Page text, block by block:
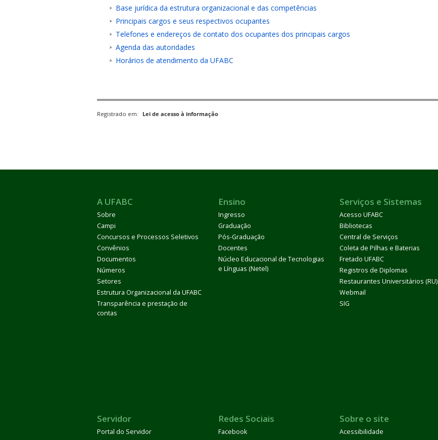
Base jurídica da estrutura organizacional e das competências
Principais cargos e seus respectivos ocupantes
Telefones e endereços de contato dos ocupantes dos principais cargos
Agenda das autoridades
Horários de atendimento da UFABC
Registrado em: Lei de acesso à informação
A UFABC
Sobre
Campi
Concursos e Processos Seletivos
Convênios
Documentos
Números
Setores
Estrutura Organizacional da UFABC
Transparência e prestação de
contas
Ensino
Ingresso
Graduação
Pós-Graduação
Docentes
Núcleo Educacional de Tecnologias
e Línguas (Netel)
Serviços e Sistemas
Acesso UFABC
Bibliotecas
Central de Serviços
Coleta de Pilhas e Baterias
Fretado UFABC
Registros de Diplomas
Restaurantes Universitários (RU)
Webmail
SIG
Servidor
Portal do Servidor
Redes Sociais
Facebook
Sobre o site
Acessibilidade